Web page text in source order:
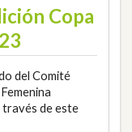
Copa
del Comité
través de este